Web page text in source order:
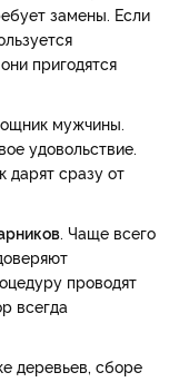
замены. Если
пригодятся
мужчины.
удовольствие.
дарят сразу от
. Чаще всего
проводят
всегда
деревьев, сборе